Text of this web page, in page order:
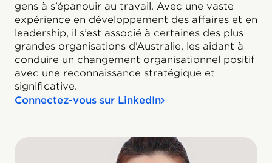
gens à s’épanouir au travail. Avec une vaste
expérience en développement des affaires et en
leadership, il s’est associé à certaines des plus
grandes organisations d’Australie, les aidant à
conduire un changement organisationnel positif
avec une reconnaissance stratégique et
significative.
Connectez-vous sur LinkedIn